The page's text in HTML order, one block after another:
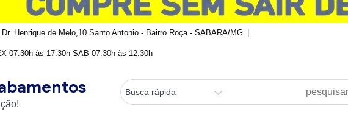
Henrique de Melo,10 Santo Antonio - Bairro Roça - SABARA/MG
07:30h às 17:30h SAB 07:30h às 12:30h